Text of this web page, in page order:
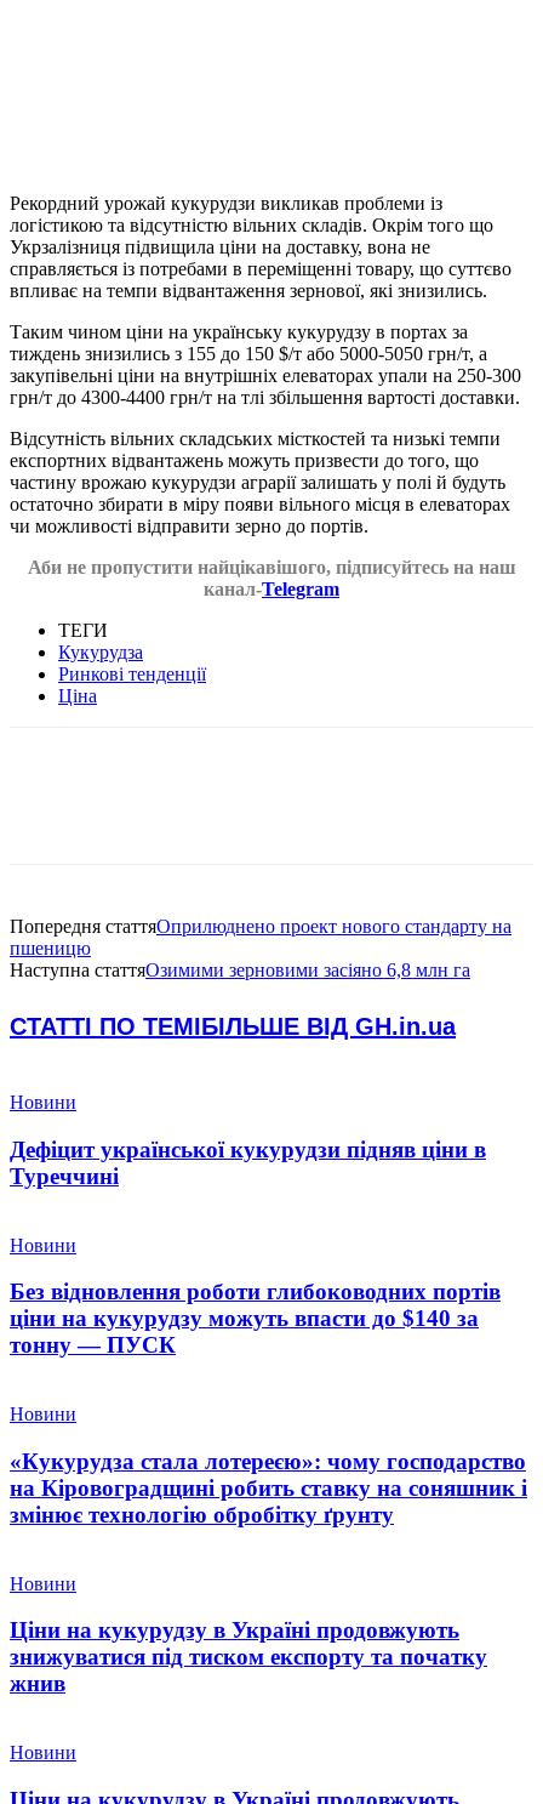
Рекордний урожай кукурудзи викликав проблеми із
логістикою та відсутністю вільних складів. Окрім того що
Укрзалізниця підвищила ціни на доставку, вона не
справляється із потребами в переміщенні товару, що суттєво
впливає на темпи відвантаження зернової, які знизились.
Таким чином ціни на українську кукурудзу в портах за
тиждень знизились з 155 до 150 $/т або 5000-5050 грн/т, а
закупівельні ціни на внутрішніх елеваторах упали на 250-300
грн/т до 4300-4400 грн/т на тлі збільшення вартості доставки.
Відсутність вільних складських місткостей та низькі темпи
експортних відвантажень можуть призвести до того, що
частину врожаю кукурудзи аграрії залишать у полі й будуть
остаточно збирати в міру появи вільного місця в елеваторах
чи можливості відправити зерно до портів.
Аби не пропустити найцікавішого, підписуйтесь на наш
канал-Telegram
ТЕГИ
Кукурудза
Ринкові тенденції
Ціна
Попередня статтяОприлюднено проект нового стандарту на
пшеницю
Наступна статтяОзимими зерновими засіяно 6,8 млн га
СТАТТІ ПО ТЕМІБІЛЬШЕ ВІД GH.in.ua
Новини
Дефіцит української кукурудзи підняв ціни в
Туреччині
Новини
Без відновлення роботи глибоководних портів
ціни на кукурудзу можуть впасти до $140 за
тонну — ПУСК
Новини
«Кукурудза стала лотереєю»: чому господарство
на Кіровоградщині робить ставку на соняшник і
змінює технологію обробітку ґрунту
Новини
Ціни на кукурудзу в Україні продовжують
знижуватися під тиском експорту та початку
жнив
Новини